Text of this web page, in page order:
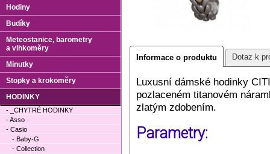
Informace o produktu Dotaz k
Luxusní dámské hodinky
pozlaceném titanovém
zlatým zdobením.
Parametry:
Hodiny
Budíky
Meteostanice, barometry
a vlhkoměry
Minutky
Stopky a krokoměry
HODINKY
- _CHYTRÉ HODINKY
- Asso
- Casio
- Baby-G
- Collection